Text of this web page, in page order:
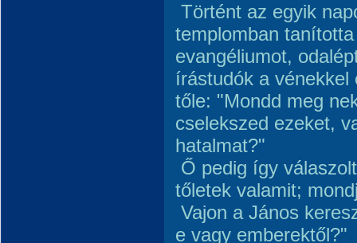
Történt az egyik
templomban
evangéliumot,
írástudók a vénekkel
tőle: "Mondd meg
cselekszed ezeket,
hatalmat?"
Ő pedig így
tőletek valamit;
Vajon a János
e vagy emberektől?"